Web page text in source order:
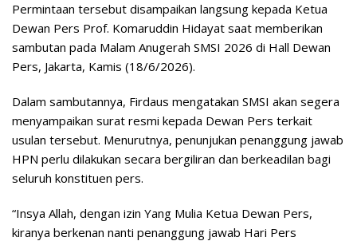
Permintaan tersebut disampaikan langsung kepada Ketua
Dewan Pers Prof. Komaruddin Hidayat saat memberikan
sambutan pada Malam Anugerah SMSI 2026 di Hall Dewan
Pers, Jakarta, Kamis (18/6/2026).
Dalam sambutannya, Firdaus mengatakan SMSI akan segera
menyampaikan surat resmi kepada Dewan Pers terkait
usulan tersebut. Menurutnya, penunjukan penanggung jawab
HPN perlu dilakukan secara bergiliran dan berkeadilan bagi
seluruh konstituen pers.
“Insya Allah, dengan izin Yang Mulia Ketua Dewan Pers,
kiranya berkenan nanti penanggung jawab Hari Pers